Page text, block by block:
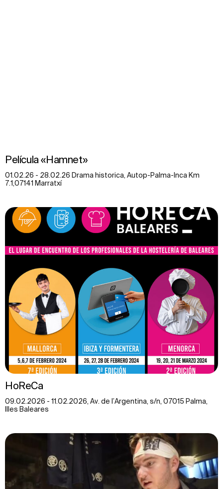
Película «Hamnet»
01.02.26 - 28.02.26 Drama historica, Autop-Palma-Inca Km
7.1,07141 Marratxí
HoReCa
09.02.2026 - 11.02.2026, Av. de l’Argentina, s/n, 07015 Palma,
Illes Baleares